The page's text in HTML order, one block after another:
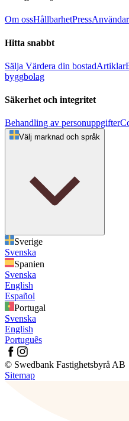
Om ossHållbarhetPress
Hitta snabbt
Sälja Värdera din bostadArtiklar
byggbolag
Säkerhet och integritet
Behandling av personuppgifter
Välj marknad och språk
Sverige
Svenska
Spanien
Svenska
English
Español
Portugal
Svenska
English
Português
© Swedbank Fastighetsbyrå AB
Sitemap